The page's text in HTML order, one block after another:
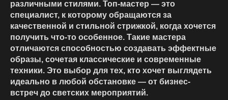
различными стилями. Топ-мастер — это
специалист, к которому обращаются за
качественной и стильной стрижкой, когда хочется
получить что-то особенное. Такие мастера
отличаются способностью создавать эффектные
образы, сочетая классические и современные
техники. Это выбор для тех, кто хочет выглядеть
идеально в любой обстановке — от бизнес-
встреч до светских мероприятий.